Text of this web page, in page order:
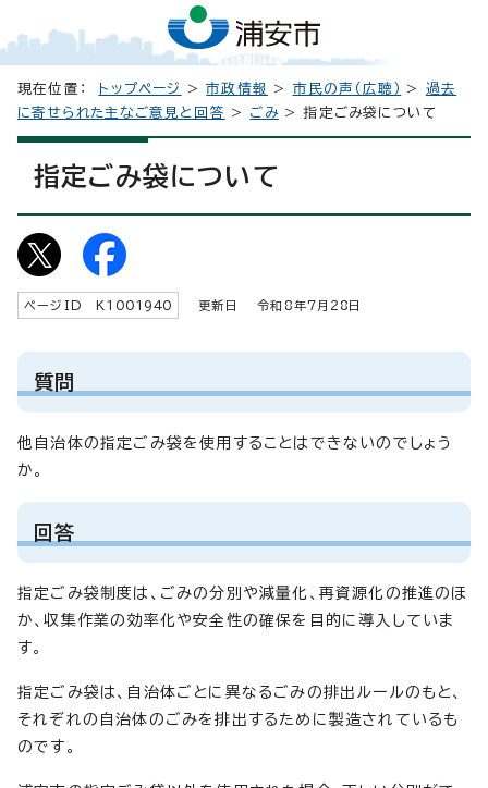
現在位置： トップページ >市政情報 > 市民の声（広聴） > 過去
に寄せられた主なご意見と回答
> ごみ> 指定ごみ袋について
指定ごみ袋について
ページID K 1001940 更新日 令和8年7月 28 日
質問
他自治体の指定ごみ袋を使用することはできないのでしょう
か。
回答
指定ごみ袋制度は、ごみの分別や減量化、再資源化の推進のほ
か、収集作業の効率化や安全性の確保を目的に導入していま
す。
指定ごみ袋は、自治体ごとに異なるごみの排出ルールのもと、
それぞれの自治体のごみを排出するために製造されているも
のです。